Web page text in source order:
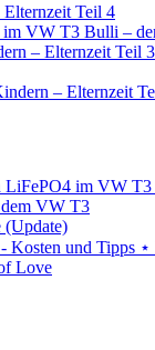
Teil 4
VW T3 Bulli –
– Elternzeit Teil 3
– Elternzeit
LiFePO4 im VW
dem VW T3
(Update)
Kosten und Tipps
Love